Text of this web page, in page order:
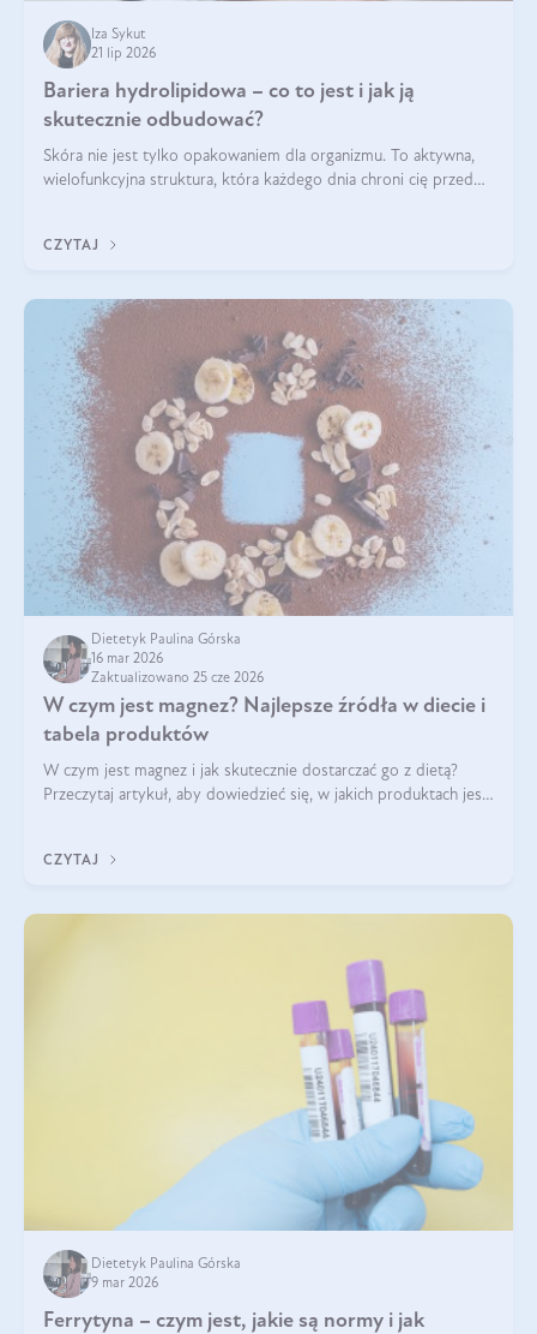
Iza Sykut
21 lip 2026
Bariera hydrolipidowa – co to jest i jak ją
skutecznie odbudować?
Skóra nie jest tylko opakowaniem dla organizmu. To aktywna,
wielofunkcyjna struktura, która każdego dnia chroni cię przed
bariera hydrolipidowa.
CZYTAJ
Dietetyk Paulina Górska
16 mar 2026
Zaktualizowano 25 cze 2026
W czym jest magnez? Najlepsze źródła w diecie i
tabela produktów
W czym jest magnez i jak skutecznie dostarczać go z dietą?
Przeczytaj artykuł, aby dowiedzieć się, w jakich produktach jest
CZYTAJ
Dietetyk Paulina Górska
9 mar 2026
Ferrytyna – czym jest, jakie są normy i jak